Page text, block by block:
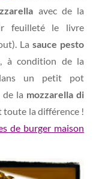
avec de la
feuilleté le livre
Lasauce pesto
à condition de la
un petit pot
la mozzarella di
toute la différence !
de burger maison